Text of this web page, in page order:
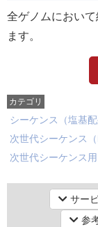
全ゲノムにおい
ます。
カテゴリ
シーケンス（塩基
次世代シーケンス
次世代シーケンス
次世代シーケンス
次世代シーケンス
サー
参